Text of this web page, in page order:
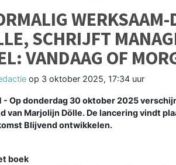
SCHRIJFT
VANDAAG OF
op 3 oktober 2025, 17:34 uur
- Op donderdag 30 oktober 2025
van Marjolijn Dölle. De lancering vindt
Blijvend ontwikkelen.
boek